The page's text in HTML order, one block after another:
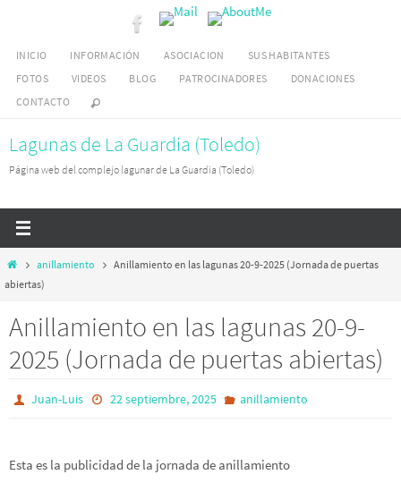
contenido
INICIO INFORMACIÓN ASOCIACION
SUS HABITANTES
FOTOS
VIDEOS BLOG PATROCINADORES
DONACIONES
CONTACTO
Lagunas de La Guardia (Toledo)
Página web del complejo lagunar de La Guardia (Toledo)
Inicioanillamiento
Anillamiento en las lagunas 20-9-2025 (Jornada de puertas
abiertas)
Anillamiento en las lagunas 20-9-
2025 (Jornada de puertas abiertas)
Juan-Luis 22 septiembre, 2025 anillamiento
Esta es la publicidad de la jornada de anillamiento